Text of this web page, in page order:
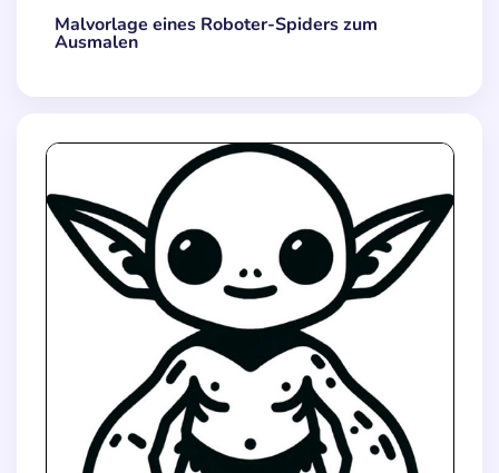
Malvorlage eines Roboter-Spiders zum
Ausmalen